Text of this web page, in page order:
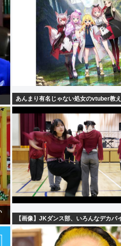
あんまり有名じゃない処女のvtuber教
【画像】JKダンス部、いろんなデカパ